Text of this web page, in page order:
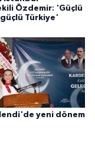
Özdemir: 'Güçlü
Türkiye'
yeni dönem